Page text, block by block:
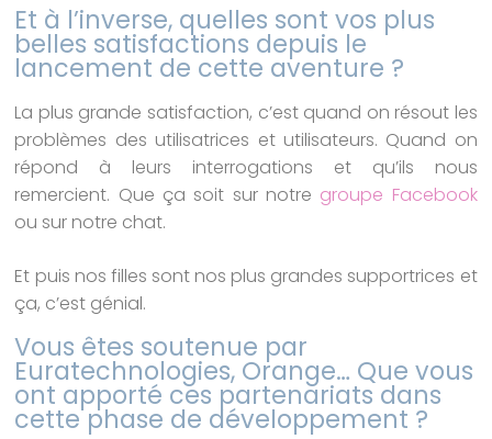
Et à l’inverse, quelles sont vos plus
belles satisfactions depuis le
lancement de cette aventure ?
La plus grande satisfaction, c’est quand on résout les
problèmes des utilisatrices et utilisateurs. Quand on
répond à leurs interrogations et qu’ils nous
remercient. Que ça soit sur notre groupe Facebook
ou sur notre chat.
Et puis nos filles sont nos plus grandes supportrices et
ça, c’est génial.
Vous êtes soutenue par
Euratechnologies, Orange… Que vous
ont apporté ces partenariats dans
cette phase de développement ?